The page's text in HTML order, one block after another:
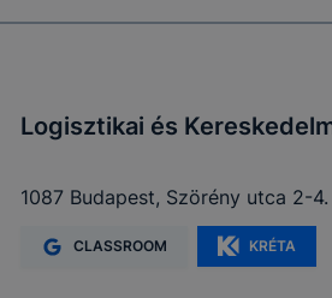
Logisztikai és
1087 Budapest, Szörény utca 2-4.
CLASSROOM KRÉTA